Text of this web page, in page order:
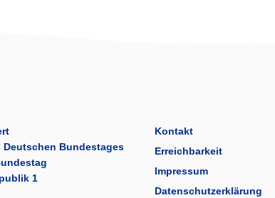
Deutschen Bundestages
1
Kontakt
Erreichbarkeit
Impressum
Datenschutzerklärung